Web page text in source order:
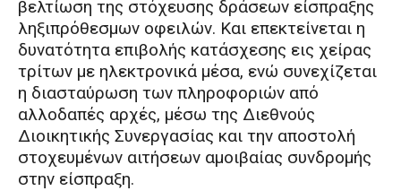
βελτίωση της στόχευσης δράσεων είσπραξης
ληξιπρόθεσμων οφειλών. Και επεκτείνεται η
δυνατότητα επιβολής κατάσχεσης εις χείρας
τρίτων με ηλεκτρονικά μέσα, ενώ συνεχίζεται
η διασταύρωση των πληροφοριών από
αλλοδαπές αρχές, μέσω της Διεθνούς
Διοικητικής Συνεργασίας και την αποστολή
στοχευμένων αιτήσεων αμοιβαίας συνδρομής
στην είσπραξη.